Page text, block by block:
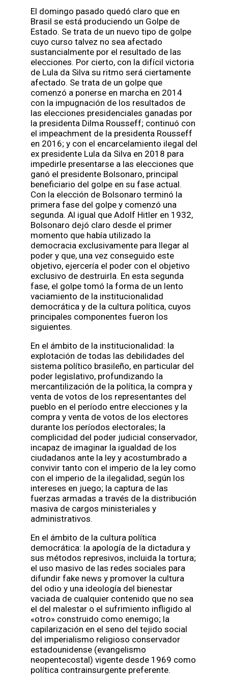
El domingo pasado quedó claro que en
Brasil se está produciendo un Golpe de
Estado. Se trata de un nuevo tipo de golpe
cuyo curso talvez no sea afectado
sustancialmente por el resultado de las
elecciones. Por cierto, con la difícil victoria
de Lula da Silva su ritmo será ciertamente
afectado. Se trata de un golpe que
comenzó a ponerse en marcha en 2014
con la impugnación de los resultados de
las elecciones presidenciales ganadas por
la presidenta Dilma Rousseff; continuó con
el impeachment de la presidenta Rousseff
en 2016; y con el encarcelamiento ilegal del
ex presidente Lula da Silva en 2018 para
impedirle presentarse a las elecciones que
ganó el presidente Bolsonaro, principal
beneficiario del golpe en su fase actual.
Con la elección de Bolsonaro terminó la
primera fase del golpe y comenzó una
segunda. Al igual que Adolf Hitler en 1932,
Bolsonaro dejó claro desde el primer
momento que había utilizado la
democracia exclusivamente para llegar al
poder y que, una vez conseguido este
objetivo, ejercería el poder con el objetivo
exclusivo de destruirla. En esta segunda
fase, el golpe tomó la forma de un lento
vaciamiento de la institucionalidad
democrática y de la cultura política, cuyos
principales componentes fueron los
siguientes.
En el ámbito de la institucionalidad: la
explotación de todas las debilidades del
sistema político brasileño, en particular del
poder legislativo, profundizando la
mercantilización de la política, la compra y
venta de votos de los representantes del
pueblo en el período entre elecciones y la
compra y venta de votos de los electores
durante los períodos electorales; la
complicidad del poder judicial conservador,
incapaz de imaginar la igualdad de los
ciudadanos ante la ley y acostumbrado a
convivir tanto con el imperio de la ley como
con el imperio de la ilegalidad, según los
intereses en juego; la captura de las
fuerzas armadas a través de la distribución
masiva de cargos ministeriales y
administrativos.
En el ámbito de la cultura política
democrática: la apología de la dictadura y
sus métodos represivos, incluida la tortura;
el uso masivo de las redes sociales para
difundir fake news y promover la cultura
del odio y una ideología del bienestar
vaciada de cualquier contenido que no sea
el del malestar o el sufrimiento infligido al
«otro» construido como enemigo; la
capilarización en el seno del tejido social
del imperialismo religioso conservador
estadounidense (evangelismo
neopentecostal) vigente desde 1969 como
política contrainsurgente preferente.